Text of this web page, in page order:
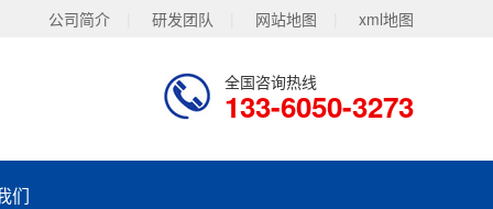
公司简介 研发团队 网站地图 xml地图
全国咨询热线
133-6050-3273
们